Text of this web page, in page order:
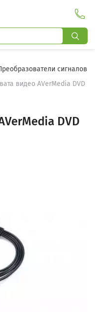
сигналов
видео AVerMedia DVD
DVD